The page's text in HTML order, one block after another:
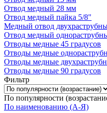
Отвод медный 28 мм
Отвод медный пайка 5/8"
Медный отвод
Отвод медный
Отводы медные 45 градусов
Отводы медные
Отводы медные
Отводы медные 90 градусов
Фильтр
По популярности
По наименованию (А-Я)